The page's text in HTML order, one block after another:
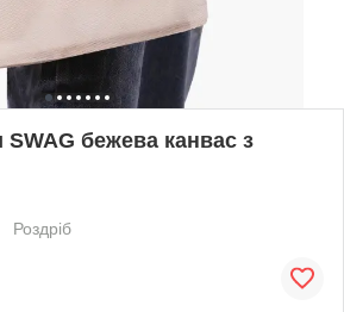
SWAG бежева канвас з
Роздріб